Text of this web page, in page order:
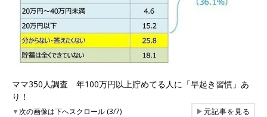
ママ350人調査 年100万円以上貯めてる人に「早起き習慣」あ
り！
▼次の画像は下へスクロール (3/7) ▶元記事を見る